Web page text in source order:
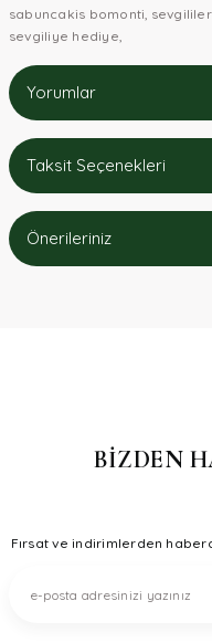
sabuncakis bomonti
sevgiliye hediye
Yorumlar
Taksit Seçenekleri
Önerileriniz
Ürün açıklamasında
Bu ürüne benzer farklı
BİZDEN
Fırsat ve indirimlerden